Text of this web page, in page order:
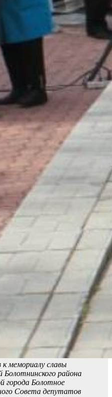
мемориалу славы
Болотнинского района
города Болотное
Совета депутатов